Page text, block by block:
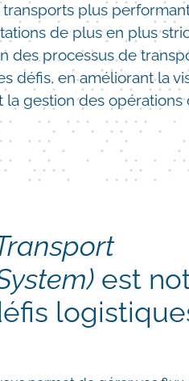
plus
de plus en plus
des processus de
défis, en améliorant la
gestion des opérations
est